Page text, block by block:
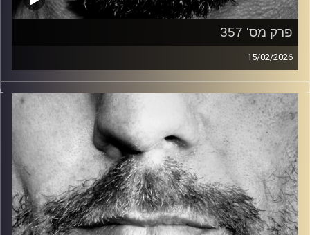
פרק מס' 357
15/02/2026
זיפים, מוזיקה מחוספסת של הופעות חיות. הרבה ג'אם, רוק,
בלוז, bluegrass, ג'אז, Fאנק, פרוגרסיב ואפילו אלקטרוניקה.
כל מה שחי, אמיתי ונושם.
עם שמוליק רגב.
קרדיט תמונות: David Goehring